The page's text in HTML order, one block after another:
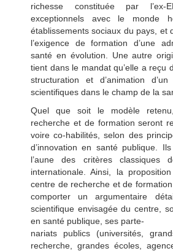
richesse constituée par l’ex-
exceptionnels avec le monde
établissements sociaux du pays, et
l’exigence de formation d’une
santé en évolution. Une autre
tient dans le mandat qu’elle a reçu
structuration et d’animation d’un
scientifiques dans le champ de la
Quel que soit le modèle
recherche et de formation seront
voire co-habilités, selon des
d’innovation en santé publique.
l’aune des critères classiques
internationale. Ainsi, la
centre de recherche et de formation
comporter un argumentaire
scientifique envisagée du centre,
en santé publique, ses parte-
nariats publics (universités,
recherche, grandes écoles,